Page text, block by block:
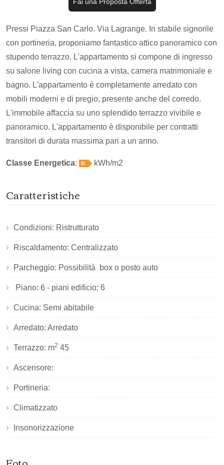
Pressi Piazza San Carlo. Via Lagrange. In stabile signorile
con portineria, proponiamo fantastico attico panoramico con
stupendo terrazzo. L'appartamento si compone di ingresso
su salone living con cucina a vista, camera matrimoniale e
bagno. L'appartamento è completamente arredato con
mobili moderni e di pregio, presente anche del corredo.
L'immobile affaccia su uno splendido terrazzo vivibile e
panoramico. L'appartamento è disponibile per contratti
transitori di durata massima pari a un anno.
Classe Energetica: kWh/m2
Caratteristiche
Condizioni: Ristrutturato
Riscaldamento: Centralizzato
Parcheggio: Possibilità box o posto auto
Piano: 6 - piani edificio: 6
Cucina: Semi abitabile
Arredato: Arredato
Terrazzo: m2 45
Ascensore:
Portineria:
Climatizzato
Insonorizzazione